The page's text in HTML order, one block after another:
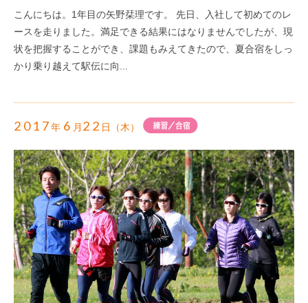
こんにちは。1年目の矢野栞理です。 先日、入社して初めてのレ
ースを走りました。満足できる結果にはなりませんでしたが、現
状を把握することができ、課題もみえてきたので、夏合宿をしっ
かり乗り越えて駅伝に向...
2017年 6 月 22 日（木）